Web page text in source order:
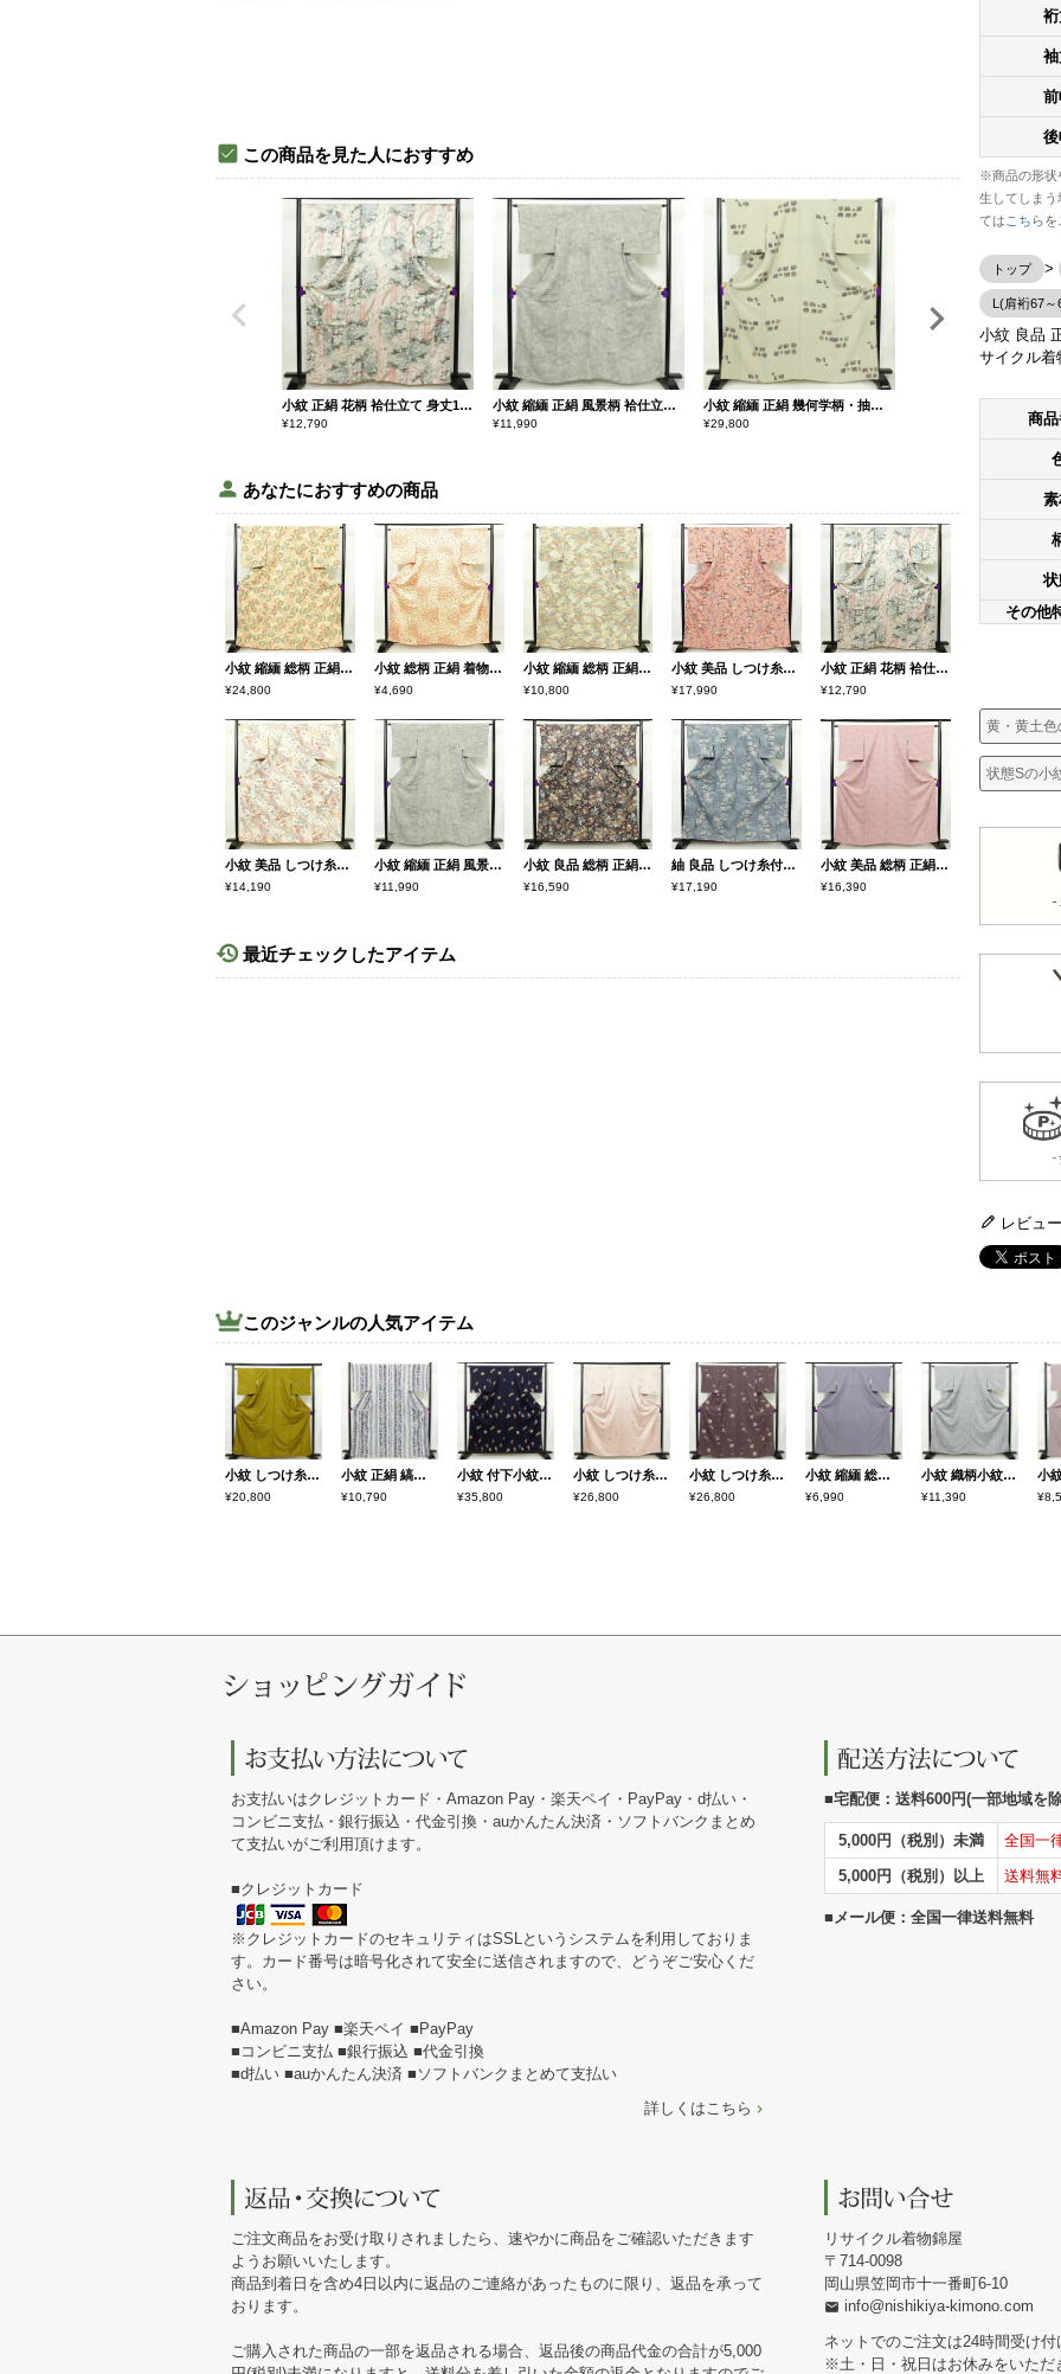
※商品の形状
生してしま
ては こちらを
トップ
L(肩裄67～
小紋 良品
サイクル着
商
その他
黄・黄土色
状態Sの小
レビュ
この商品を見た人におすすめ
小紋 正絹 花柄 袷仕立て 身丈163cm 裄丈68.5cm リサイクル着物 着物 金彩 ピンク
¥12,790
小紋 縮緬 正絹 風景柄 袷仕立て 身丈160.5cm 裄丈64.5cm 着物 グレー
¥11,990
小紋 縮緬 正絹 幾何学柄・抽象柄 袷仕立て 身丈165cm 裄丈66cm 着物 グレー
¥29,800
あなたにおすすめの商品
小紋 縮緬 総柄 正絹 花柄 袷仕立て 身丈166cm 裄丈65.5cm 一部しつけ糸付き 着物 クリーム
¥24,800
小紋 総柄 正絹 着物 花柄 こもん 袷仕立て 身丈160cm 裄丈65cm クリーム
¥4,690
小紋 縮緬 総柄 正絹 風景柄 袷仕立て 身丈161.5cm 裄丈65cm リサイクル着物 着物 松 菊 桜 ベージュ
¥10,800
小紋 美品 しつけ糸付き 縮緬 正絹 花柄 袷仕立て 身丈165cm 裄丈65cm 着物 くすみピンク ピンク
¥17,990
小紋 正絹 花柄 袷仕立て 身丈163cm 裄丈68.5cm リサイクル着物 着物 金彩 ピンク
¥12,790
小紋 美品 しつけ糸付き 正絹 古典柄 袷仕立て 身丈162.5cm 裄丈65.5cm 箔 着物 白
¥14,190
小紋 縮緬 正絹 風景柄 袷仕立て 身丈160.5cm 裄丈64.5cm 着物 グレー
¥11,990
小紋 良品 総柄 正絹 花柄 袷仕立て 身丈158.5cm 裄丈64.5cm 箔 金彩 着物 紫・藤色
¥16,590
紬 良品 しつけ糸付き 正絹 木の葉・植物柄 袷仕立て 身丈161cm 裄丈65.5cm 着物 青・紺
¥17,190
小紋 美品 総柄 正絹 木の葉・植物柄 袷仕立て 身丈160cm 裄丈62.5cm 着物 くすみピンク 普段着 街着 リサイクル着物 ぼかし ピンク
¥16,390
最近チェックしたアイテム
このジャンルの人気アイテム
小紋 しつけ糸付き ポリエステル 蝶・昆虫柄 袷仕立て 身丈161cm 裄丈66.5cm リサイクル着物 着物 黄・黄土色
¥20,800
小紋 正絹 縞柄・線柄 袷仕立て 身丈168cm 裄丈68cm 金彩 着物 青・紺
¥10,790
小紋 付下小紋 良品 しつけ糸付き 正絹 人物・動物柄 袷仕立て 身丈157cm 裄丈64cm 箔 金彩 着物 青・紺
¥35,800
小紋 しつけ糸付き 正絹 古典柄 袷仕立て 身丈160cm 裄丈67cm リサイクル着物 着物 扇子 クリーム
¥26,800
小紋 しつけ糸付き 正絹 古典柄 袷仕立て 身丈164.5cm 裄丈65cm リサイクル着物 着物 紫・藤色
¥26,800
小紋 縮緬 総柄 正絹 古典柄 袷仕立て 身丈160cm 裄丈65.5cm リサイクル着物 着物 紫・藤色
¥6,990
小紋 織柄小紋 正絹 古典柄 袷仕立て 身丈160cm 裄丈63.5cm リサイクル着物 着物 洒落 おしゃれ 青・紺
¥11,390
お支払いはクレジットカード・Amazon Pay・楽天ペイ・PayPay・d払い・
コンビニ支払・銀行振込・代金引換・auかんたん決済・ソフトバンクまとめ
て支払いがご利用頂けます。
■クレジットカード
※クレジットカードのセキュリティはSSLというシステムを利用しておりま
す。カード番号は暗号化されて安全に送信されますので、どうぞご安心くだ
さい。
■Amazon Pay ■楽天ペイ ■PayPay
■コンビニ支払 ■銀行振込 ■代金引換
■d払い ■auかんたん決済 ■ソフトバンクまとめて支払い
詳しくはこちら
■宅配便：送料600円(一部地域を
5,000円（税別）未満
全国一
5,000円（税別）以上
送料無
■メール便：全国一律送料無料
ご注文商品をお受け取りされましたら、速やかに商品をご確認いただきます
ようお願いいたします。
商品到着日を含め4日以内に返品のご連絡があったものに限り、返品を承って
おります。
ご購入された商品の一部を返品される場合、返品後の商品代金の合計が5,000
リサイクル着物錦屋
714-0098
岡山県笠岡市十一番町6-10
info@nishikiya-kimono.com
ネットでのご注文は24時間受け
※土・日・祝日はお休みをいただ